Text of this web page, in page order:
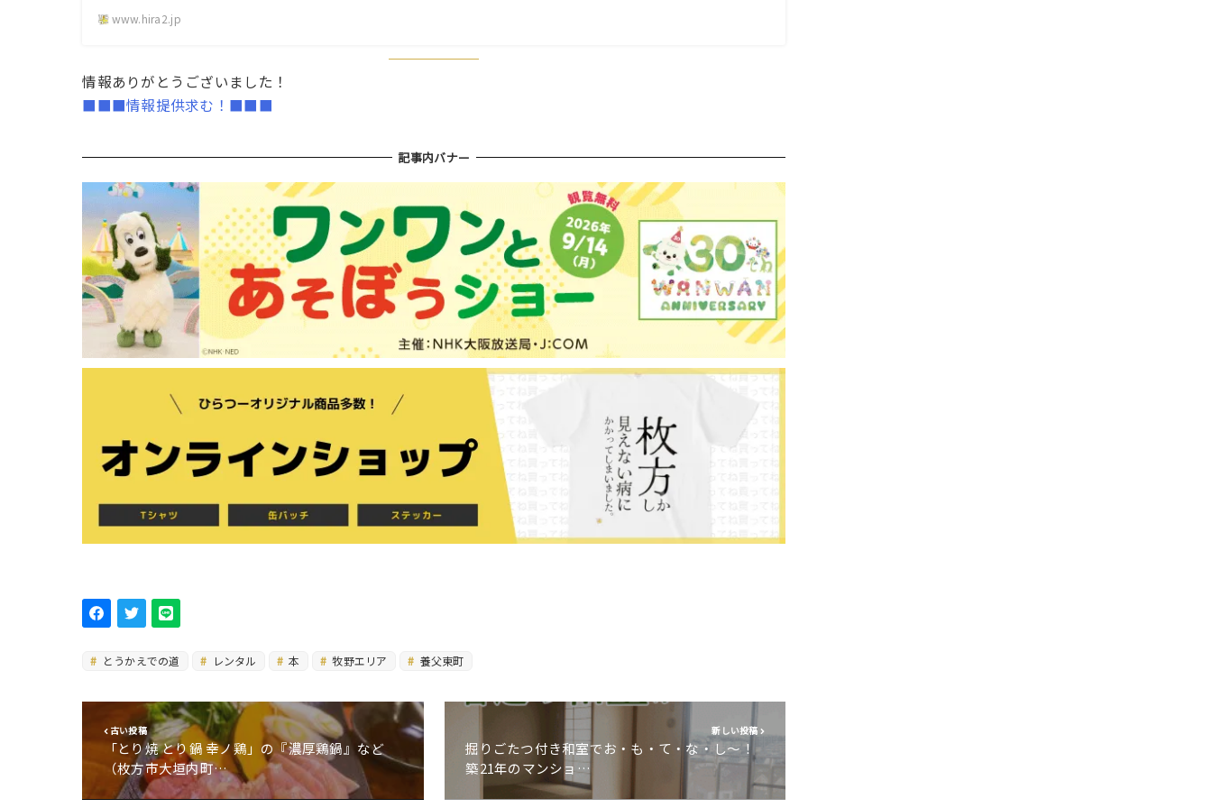
www.hira2.jp
情報ありがとうございました！
■■■情報提供求む！■■■
記事内バナー
とうかえでの道 レンタル 本 牧野エリア 養父東町
古い投稿
「とり焼 とり鍋 幸ノ鶏」の『濃厚鶏鍋』など
（枚方市大垣内町…
新しい投稿
掘りごたつ付き和室でお・も・て・な・し〜！
築21年のマンショ…